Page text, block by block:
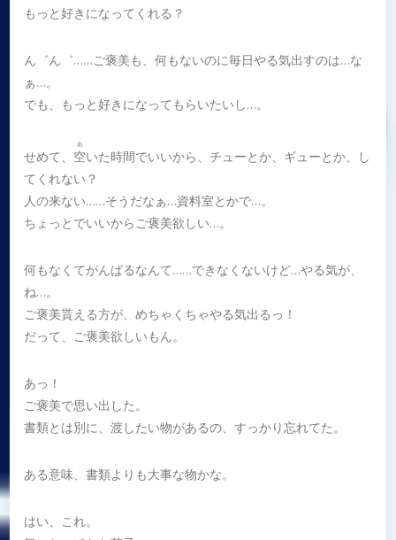
もっと好きになってくれる？
ん゛ん゛……ご褒美も、何もないのに毎日やる気出すのは…な
ぁ…。
でも、もっと好きになってもらいたいし…。
せめて、 空
あ
いた時間でいいから、チューとか、ギューとか、し
てくれない？
人の来ない……そうだなぁ…資料室とかで…。
ちょっとでいいからご褒美欲しい…。
何もなくてがんばるなんて……できなくないけど…やる気が、
ね…。
ご褒美貰える方が、めちゃくちゃやる気出るっ！
だって、ご褒美欲しいもん。
あっ！
ご褒美で思い出した。
書類とは別に、渡したい物があるの、すっかり忘れてた。
ある意味、書類よりも大事な物かな。
はい、これ。